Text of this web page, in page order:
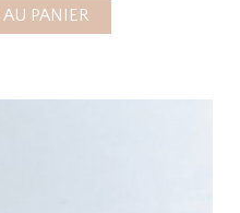
PANIER